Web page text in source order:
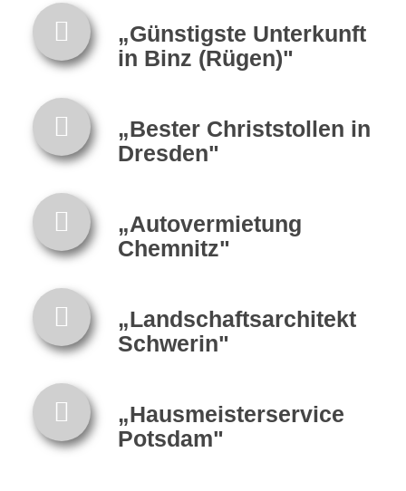
„Günstigste Unterkunft
in Binz (Rügen)"
„Bester Christstollen in
Dresden"
„Autovermietung
Chemnitz"
„Landschaftsarchitekt
Schwerin"
„Hausmeisterservice
Potsdam"